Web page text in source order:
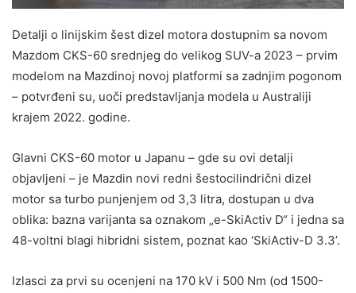
Detalji o linijskim šest dizel motora dostupnim sa novom
Mazdom CKS-60 srednjeg do velikog SUV-a 2023 – prvim
modelom na Mazdinoj novoj platformi sa zadnjim pogonom
– potvrđeni su, uoči predstavljanja modela u Australiji
krajem 2022. godine.
Glavni CKS-60 motor u Japanu – gde su ovi detalji
objavljeni – je Mazdin novi redni šestocilindrični dizel
motor sa turbo punjenjem od 3,3 litra, dostupan u dva
oblika: bazna varijanta sa oznakom „e-SkiActiv D“ i jedna sa
48-voltni blagi hibridni sistem, poznat kao ‘SkiActiv-D 3.3’.
Izlasci za prvi su ocenjeni na 170 kV i 500 Nm (od 1500-